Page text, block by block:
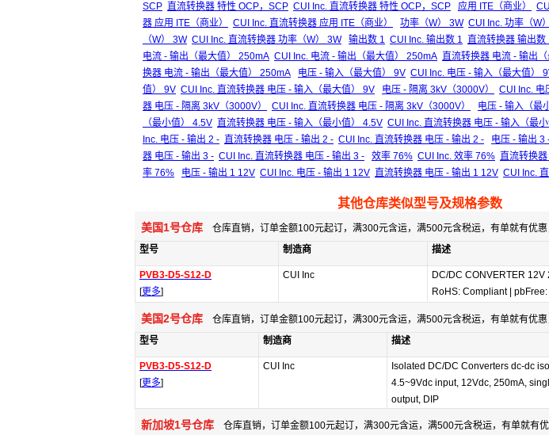
SCP 直流转换器 特性 OCP，SCP CUI Inc. 直流转换器 特性 OCP，SCP 应用 ITE（商业）
器 应用 ITE（商业）
CUI Inc. 直流转换器 应用 ITE（商业） 功率（W） 3W CUI Inc. 功率（W
（W） 3W CUI Inc. 直流转换器 功率（W） 3W 输出数 1 CUI Inc. 输出数 1 直流转换器 输出数
电流 - 输出（最大值） 250mA CUI Inc. 电流 - 输出（最大值） 250mA 直流转换器 电流 - 输出
换器 电流 - 输出（最大值） 250mA
电压 - 输入（最大值） 9V CUI Inc. 电压 - 输入（最大值）
值） 9V CUI Inc. 直流转换器 电压 - 输入（最大值） 9V 电压 - 隔离 3kV（3000V） CUI Inc. 电
器 电压 - 隔离 3kV（3000V）
CUI Inc. 直流转换器 电压 - 隔离 3kV（3000V） 电压 - 输入（最
（最小值） 4.5V 直流转换器 电压 - 输入（最小值） 4.5V CUI Inc. 直流转换器 电压 - 输入（最
Inc. 电压 - 输出 2 - 直流转换器 电压 - 输出 2 - CUI Inc. 直流转换器 电压 - 输出 2 - 电压 - 输出 3
器 电压 - 输出 3 - CUI Inc. 直流转换器 电压 - 输出 3 - 效率 76% CUI Inc. 效率 76% 直流转换
率 76%
电压 - 输出 1 12V CUI Inc. 电压 - 输出 1 12V 直流转换器 电压 - 输出 1 12V CUI Inc.
其他仓库类似型号及规格参数
美国1号仓库 仓库直销，订单金额100元起订，满300元含运，满500元含税运，有单就有优
型号
制造商 描述
PVB3-D5-S12-D
[更多]
CUI Inc
DC/DC CONVERTER 12V
RoHS: Compliant pbFree:
美国2号仓库 仓库直销，订单金额100元起订，满300元含运，满500元含税运，有单就有优
型号
制造商 描述
PVB3-D5-S12-D
[更多]
CUI Inc
Isolated DC/DC Converters dc-dc
4.5~9Vdc input, 12Vdc, 250mA,
output, DIP
新加坡1号仓库 仓库直销，订单金额100元起订，满300元含运，满500元含税运，有单就有